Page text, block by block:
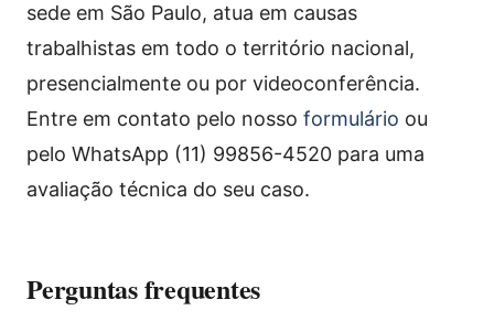
sede em São Paulo, atua em causas
trabalhistas em todo o território nacional,
presencialmente ou por videoconferência.
Entre em contato pelo nosso formulário ou
pelo WhatsApp (11) 99856-4520 para uma
avaliação técnica do seu caso.
Perguntas frequentes